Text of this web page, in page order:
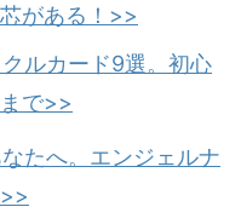
がある！>>
ルカード9選。初心
で>>
たへ。エンジェルナ